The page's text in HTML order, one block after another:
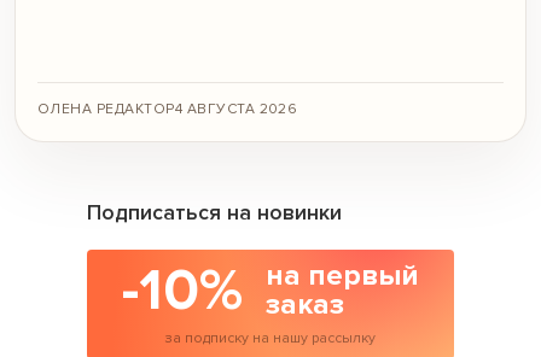
ОЛЕНА РЕДАКТОР4 АВГУСТА 2026
Подписаться на новинки
-10%
на первый
заказ
за подписку на нашу рассылку